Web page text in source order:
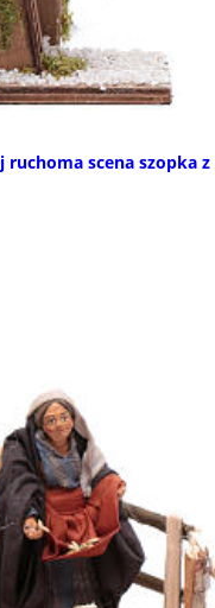
ruchoma scena szopka z